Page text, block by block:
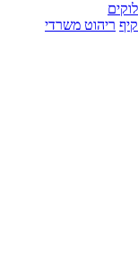
ריהוט משרדי